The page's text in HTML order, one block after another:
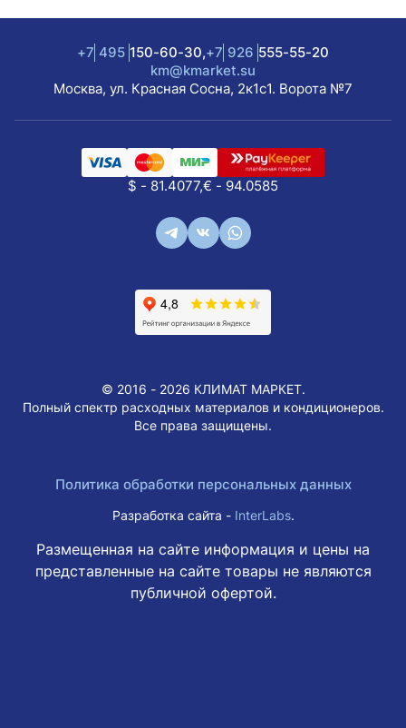
Режим Turbo для быстрого охлаждения или обогрева.
Ночной режим для тихой работы и ECO-режим для
снижения энергопотребления.
Скрытый цифровой дисплей и таймер для удобства
стиля, мощности и инновационных технологий.
Выбирайте комфорт с Chigo!
+7 495 150-60-30,+7 926 555-55-20
km@kmarket.su
Москва, ул. Красная Сосна, 2к1с1. Ворота №7
$ - 81.4077,€ - 94.0585
© 2016 - 2026 КЛИМАТ МАРКЕТ.
Полный спектр расходных материалов и кондиционеров.
Все права защищены.
Политика обработки персональных данных
Разработка сайта - InterLabs.
Размещенная на сайте информация и цены на
представленные на сайте товары не являются
публичной офертой.